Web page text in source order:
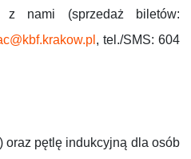
z nami (sprzedaż biletów:
, tel./SMS: 604
oraz pętlę indukcyjną dla osób